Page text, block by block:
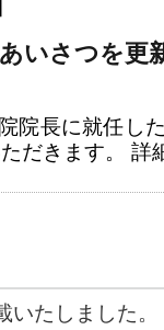
いさつを更
院長に就任し
だきます。 詳
たしました。